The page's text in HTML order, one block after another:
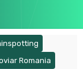
a new tab)
Romania